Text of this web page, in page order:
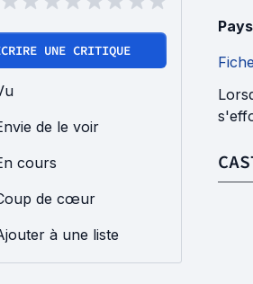
UNE CRITIQUE
de le voir
cours
de cœur
à une liste